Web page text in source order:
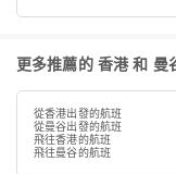
更多推薦的 香港 和 曼
從香港出發的航班
從曼谷出發的航班
飛往香港的航班
飛往曼谷的航班